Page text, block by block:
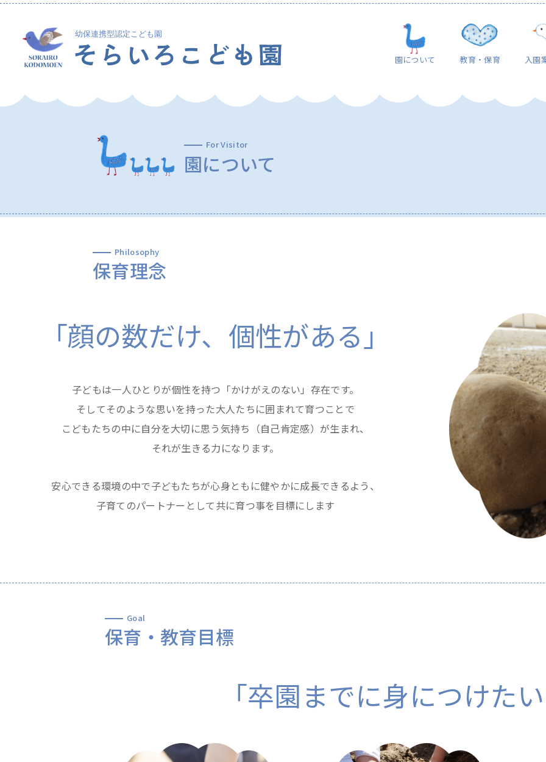
園について 教育・保育 入園
For Visitor
園について
Philosophy
保育理念
「顔の数だけ、 個性がある」
子どもは一人ひとりが個性を持つ「かけがえのない」存在です。
そしてそのような思いを持った大人たちに囲まれて育つことで
こどもたちの中に自分を大切に思う気持ち（自己肯定感）が生まれ、
それが生きる力になります。
安心できる環境の中で子どもたちが心身ともに健やかに成長できるよう、
子育てのパートナーとして共に育つ事を目標にします
Goal
保育・教育目標
「卒園までに身につけた